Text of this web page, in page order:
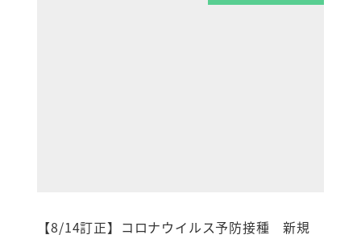
【8/14訂正】コロナウイルス予防接種 新規